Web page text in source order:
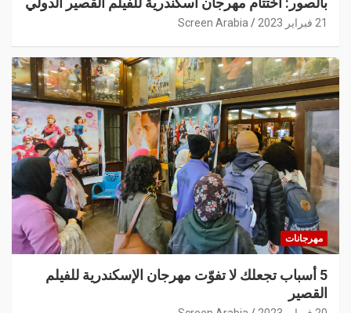
21 فبراير 2023 Screen Arabia
مهرجانات
5 أسباب تجعلك لا تفوّت مهرجان الإسكندرية للفيلم
القصير